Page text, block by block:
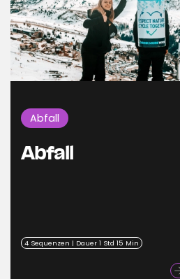
Abfall
Abfall
4 Sequenzen | Dauer 1 Std 15 Min